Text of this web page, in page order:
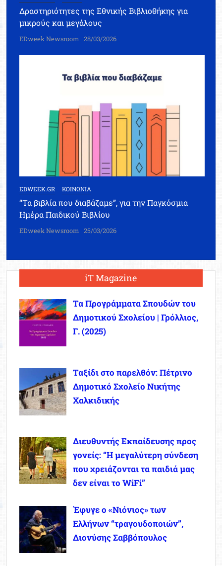
Δραστηριότητες της Εθνικής Βιβλιοθήκης για
μικρούς και μεγάλους
EDweek Newsroom 28/03/2026
EDWEEK.GR ΚΟΙΝΩΝΙΑ
“Τα βιβλία που διαβάζαμε”, για την Παγκόσμια
Ημέρα Παιδικού Βιβλίου
EDweek Newsroom 25/03/2026
iT Magazine
Τα Προγράμματα Σπουδών του
Δημοτικού Σχολείου | Γρόλλιος,
Γ. (2025)
Ταξίδι στο παρελθόν: Πέτρινο
Δημοτικό Σχολείο Νικήτης
Χαλκιδικής
Διευθυντής Εκπαίδευσης προς
γονείς: “Η μεγαλύτερη σύνδεση
που χρειάζονται τα παιδιά μας
δεν είναι το WiFi”
Έφυγε ο «Νιόνιος» των
Ελλήνων “τραγουδοποιών”,
Διονύσης Σαββόπουλος